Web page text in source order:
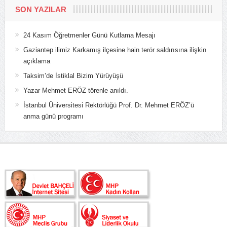
SON YAZILAR
24 Kasım Öğretmenler Günü Kutlama Mesajı
Gaziantep ilimiz Karkamış ilçesine hain terör saldırısına ilişkin
açıklama
Taksim’de İstiklal Bizim Yürüyüşü
Yazar Mehmet ERÖZ törenle anıldı.
İstanbul Üniversitesi Rektörlüğü Prof. Dr. Mehmet ERÖZ’ü
anma günü programı